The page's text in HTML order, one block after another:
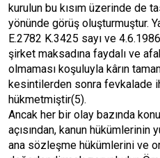
kurulun bu kısım üzerinde de
yönünde görüş oluşturmuştur.
E.2782 K.3425 sayı ve
şirket maksadına faydalı ve
olmaması koşuluyla kârın
kesintilerden sonra fevkalade
hükmetmiştir(5).
Ancak her bir olay bazında
açısından, kanun hükümlerinin
ana sözleşme hükümlerini ve